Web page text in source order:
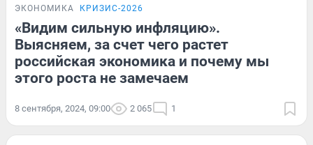
ЭКОНОМИКА КРИЗИС-2026
«Видим сильную инфляцию».
Выясняем, за счет чего растет
российская экономика и почему мы
этого роста не замечаем
8 сентября, 2024, 09:00 2 065 1